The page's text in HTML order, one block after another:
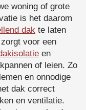
woning of grote
is het daarom
dak te laten
voor een
en
of leien. Zo
en onnodige
dak correct
en ventilatie.